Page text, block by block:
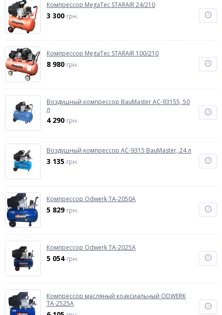
Компрессор MegaTec STARAIR 24/210
3 300 грн.
Компрессор MegaTec STARAIR 100/210
8 980 грн.
Воздушный компрессор BauMaster AC-93155, 50
л
4 290 грн.
Воздушный компрессор AC-9315 BauMaster, 24 л
3 135 грн.
Компрессор Odwerk TA-2050A
5 829 грн.
Компрессор Odwerk TA-2025A
5 054 грн.
Компрессор масляный коаксиальный ODWERK
TA-2525A